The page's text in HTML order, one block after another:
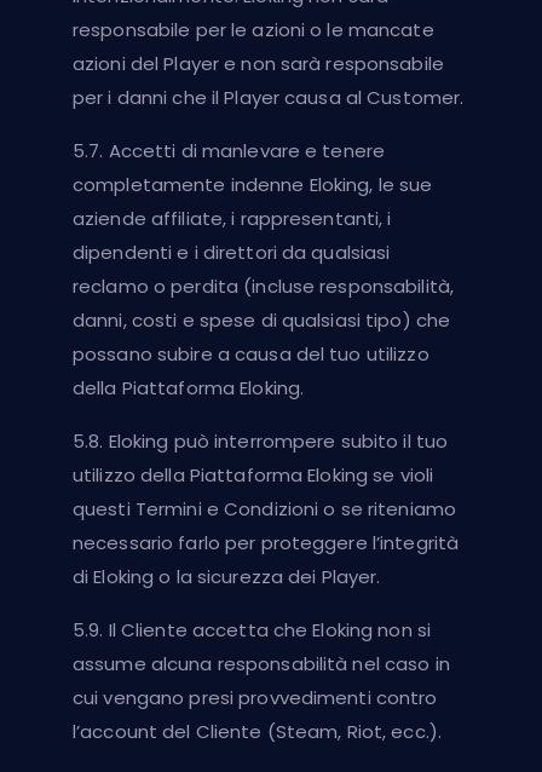
responsabile per le azioni o le mancate
azioni del Player e non sarà responsabile
per i danni che il Player causa al Customer.
5.7. Accetti di manlevare e tenere
completamente indenne Eloking, le sue
aziende affiliate, i rappresentanti, i
dipendenti e i direttori da qualsiasi
reclamo o perdita (incluse responsabilità,
danni, costi e spese di qualsiasi tipo) che
possano subire a causa del tuo utilizzo
della Piattaforma Eloking.
5.8. Eloking può interrompere subito il tuo
utilizzo della Piattaforma Eloking se violi
questi Termini e Condizioni o se riteniamo
necessario farlo per proteggere l’integrità
di Eloking o la sicurezza dei Player.
5.9. Il Cliente accetta che Eloking non si
assume alcuna responsabilità nel caso in
cui vengano presi provvedimenti contro
l’account del Cliente (Steam, Riot, ecc.).